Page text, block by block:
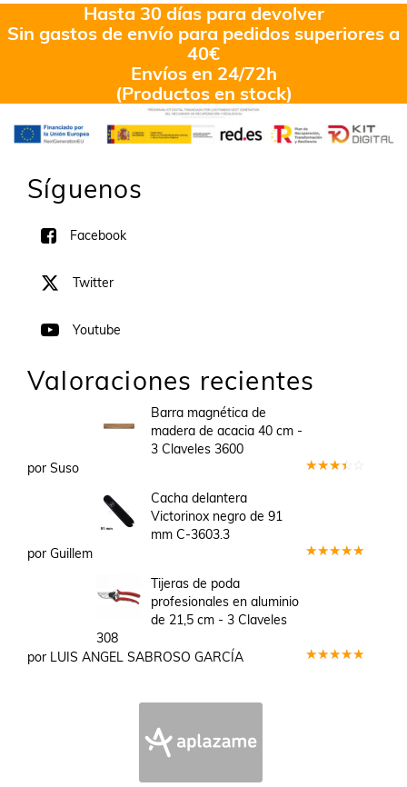
Hasta 30 días para devolver
Sin gastos de envío para pedidos superiores a
40€
Envíos en 24/72h
(Productos en stock)
Síguenos
Facebook
Twitter
Youtube
Valoraciones recientes
Barra magnética de
madera de acacia 40 cm -
3 Claveles 3600
por Suso
Cacha delantera
Victorinox negro de 91
mm C-3603.3
por Guillem
Tijeras de poda
profesionales en aluminio
de 21,5 cm - 3 Claveles
308
por LUIS ANGEL SABROSO GARCÍA